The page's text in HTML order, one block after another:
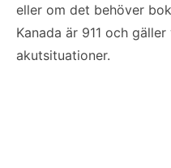
eller om det behöver
Kanada är 911 och
akutsituationer.